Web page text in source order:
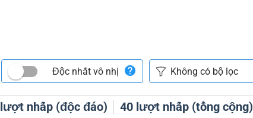
lượt nhấp (độc đáo) 40 lượt nhấp (tổng cộng)
Độc nhất vô nhị